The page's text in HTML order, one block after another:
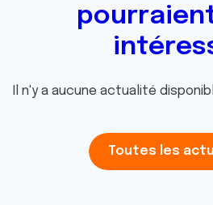
Il n'y a aucune actualité
Toutes les